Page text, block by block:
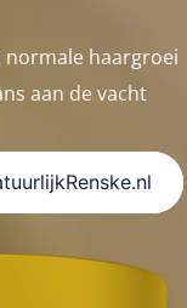
normale haargroei
aan de vacht